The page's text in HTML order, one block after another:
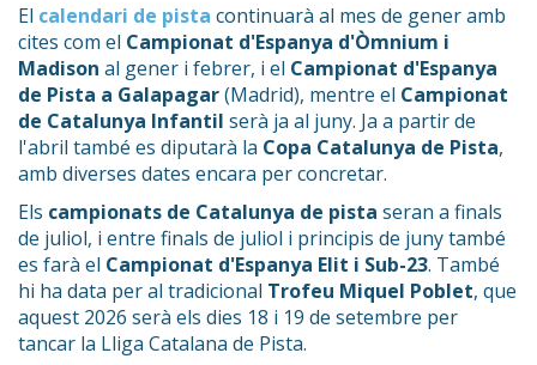
El calendari de pista continuarà al mes de gener amb
cites com el Campionat d'Espanya d'Òmnium i
Madison al gener i febrer, i el Campionat d'Espanya
de Pista a Galapagar(Madrid), mentre el Campionat
de Catalunya Infantil serà ja al juny. Ja a partir de
l'abril també es diputarà la Copa Catalunya de Pista,
amb diverses dates encara per concretar.
Els campionats de Catalunya de pista seran a finals
de juliol, i entre finals de juliol i principis de juny també
es farà el Campionat d'Espanya Elit i Sub-23. També
hi ha data per al tradicional Trofeu Miquel Poblet, que
aquest 2026 serà els dies 18 i 19 de setembre per
tancar la Lliga Catalana de Pista.